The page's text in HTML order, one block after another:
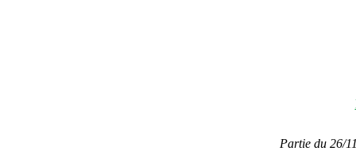
Partie du 26/